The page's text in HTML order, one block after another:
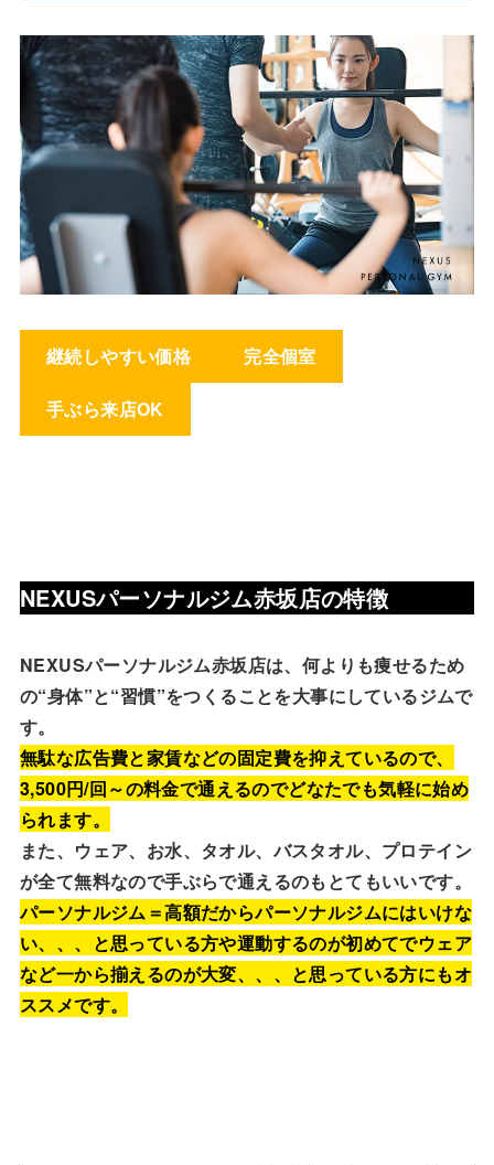
継続しやすい価格 完全個室
手ぶら来店OK
NEXUSパーソナルジム赤坂店の特徴
NEXUSパーソナルジム赤坂店は、何よりも痩せるため
の“身体”と“習慣”をつくることを大事にしているジムで
す。
無駄な広告費と家賃などの固定費を抑えているので、
3,500円/回～の料金で通えるのでどなたでも気軽に始め
られます。
また、ウェア、お水、タオル、バスタオル、プロテイン
が全て無料なので手ぶらで通えるのもとてもいいです。
パーソナルジム＝高額だからパーソナルジムにはいけな
い、、、と思っている方や運動するのが初めてでウェア
など一から揃えるのが大変、、、と思っている方にもオ
ススメです。